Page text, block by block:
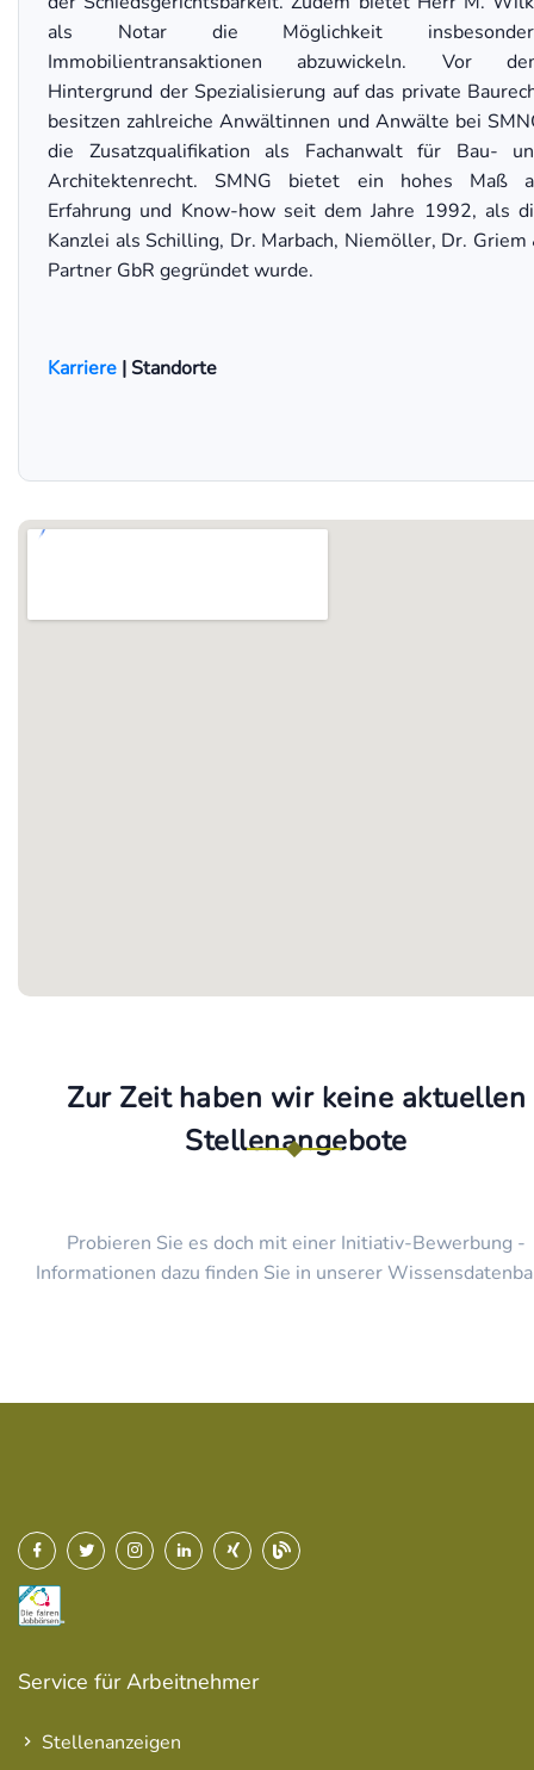
als Notar die Möglichkeit
Immobilientransaktionen abzuwickeln. Vor
Hintergrund der Spezialisierung auf das private
besitzen zahlreiche Anwältinnen und Anwälte bei
die Zusatzqualifikation als Fachanwalt für Bau-
Architektenrecht. SMNG bietet ein hohes Maß
Erfahrung und Know-how seit dem Jahre 1992, als
Kanzlei als Schilling, Dr. Marbach, Niemöller, Dr. Griem
Partner GbR gegründet wurde.
Karriere | Standorte
Zur Zeit haben wir keine aktuellen
Stellenangebote
Probieren Sie es doch mit einer Initiativ-Bewerbung -
Informationen dazu finden Sie in unserer
Service für Arbeitnehmer
Stellenanzeigen